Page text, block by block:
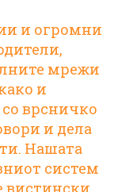
и огромни
мрежи
и
врсничко
и дела
Нашата
систем
вистински